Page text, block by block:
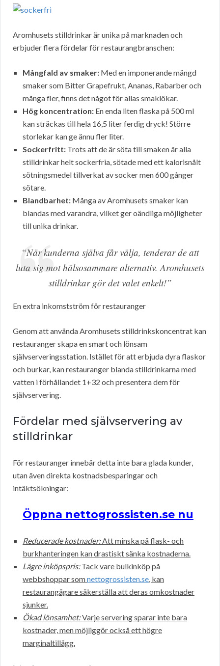
Aromhusets stilldrinkar är unika på marknaden och
erbjuder flera fördelar för restaurangbranschen:
Mångfald av smaker: Med en imponerande mängd
smaker som Bitter Grapefrukt, Ananas, Rabarber och
många fler, finns det något för allas smaklökar.
Hög koncentration: En enda liten flaska på 500 ml
kan sträckas till hela 16,5 liter ferdig dryck! Större
storlekar kan ge ännu fler liter.
Sockerfritt: Trots att de är söta till smaken är alla
stilldrinkar helt sockerfria, sötade med ett kalorisnålt
sötningsmedel tillverkat av socker men 600 gånger
sötare.
Blandbarhet: Många av Aromhusets smaker kan
blandas med varandra, vilket ger oändliga möjligheter
till unika drinkar.
“När kunderna själva får välja, tenderar de att
luta sig mot hälsosammare alternativ. Aromhusets
stilldrinkar gör det valet enkelt!”
En extra inkomstström för restauranger
Genom att använda Aromhusets stilldrinkskoncentrat kan
restauranger skapa en smart och lönsam
självserveringsstation. Istället för att erbjuda dyra flaskor
och burkar, kan restauranger blanda stilldrinkarna med
vatten i förhållandet 1+32 och presentera dem för
självservering.
Fördelar med självservering av
stilldrinkar
För restauranger innebär detta inte bara glada kunder,
utan även direkta kostnadsbesparingar och
intäktsökningar:
Öppna nettogrossisten.se nu
Reducerade kostnader:Att minska på flask- och
burkhanteringen kan drastiskt sänka kostnaderna.
Lägre inköpspris:Tack vare bulkinköp på
webbshoppar somnettogrossisten.se, kan
restaurangägare säkerställa att deras omkostnader
sjunker.
Ökad lönsamhet:Varje servering sparar inte bara
kostnader, men möjliggör också ett högre
marginaltillägg.